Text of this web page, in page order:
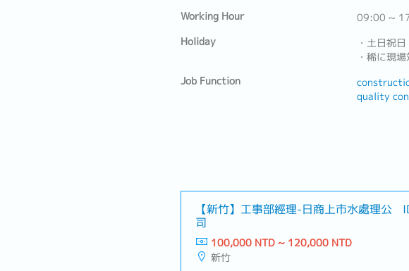
Working Hour
09:00 ~
Holiday
・土日祝日
・稀に現
Job Function
quality
【新竹】工事部經理-日商上市水處理公
司
100,000 NTD ~ 120,000 NTD
新竹